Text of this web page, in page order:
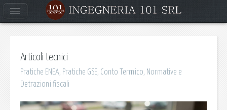
Articoli tecnici
Pratiche ENEA, Pratiche GSE, Conto Termico, Normative e
Detrazioni fiscali